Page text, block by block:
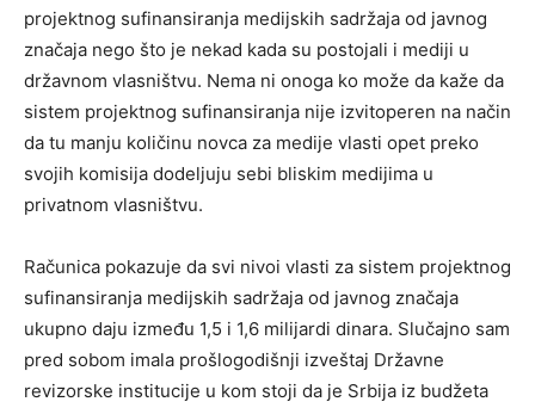
projektnog sufinansiranja medijskih sadržaja od javnog
značaja nego što je nekad kada su postojali i mediji u
državnom vlasništvu. Nema ni onoga ko može da kaže da
sistem projektnog sufinansiranja nije izvitoperen na način
da tu manju količinu novca za medije vlasti opet preko
svojih komisija dodeljuju sebi bliskim medijima u
privatnom vlasništvu.
Računica pokazuje da svi nivoi vlasti za sistem projektnog
sufinansiranja medijskih sadržaja od javnog značaja
ukupno daju između 1,5 i 1,6 milijardi dinara. Slučajno sam
pred sobom imala prošlogodišnji izveštaj Državne
revizorske institucije u kom stoji da je Srbija iz budžeta